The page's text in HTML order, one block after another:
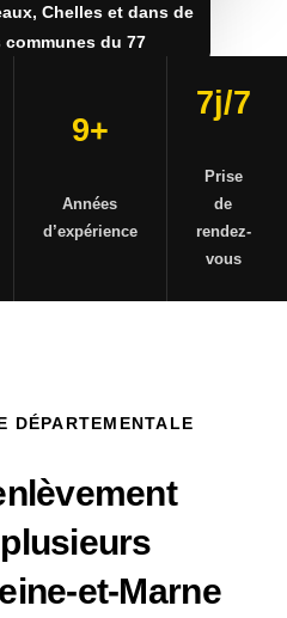
Chelles et dans de
communes du 77
9+
Années
d’expérience
7j/7
Prise
de
rendez-
vous
DÉPARTEMENTALE
et-Marne